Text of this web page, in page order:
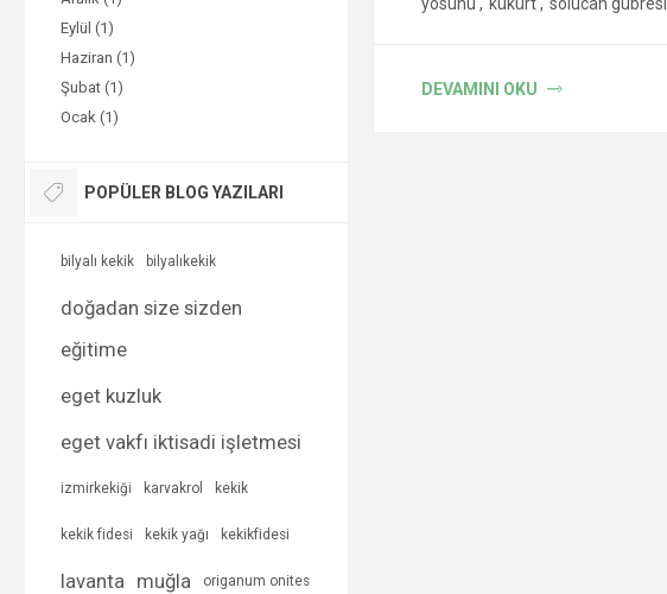
DEVAMINI OKU
Eylül (1)
Haziran (1)
Şubat (1)
Ocak (1)
POPÜLER BLOG YAZILARI
bilyalı kekik bilyalıkekik
doğadan size sizden
eğitime
eget kuzluk
eget vakfı iktisadi işletmesi
izmirkekiği karvakrol kekik
kekik fidesi kekik yağı kekikfidesi
lavanta muğla origanum onites